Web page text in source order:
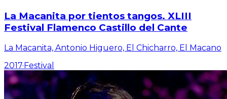
La Macanita por tientos tangos. XLIII
Festival Flamenco Castillo del Cante
La Macanita, Antonio Higuero, El Chicharro, El Macano
2017·Festival